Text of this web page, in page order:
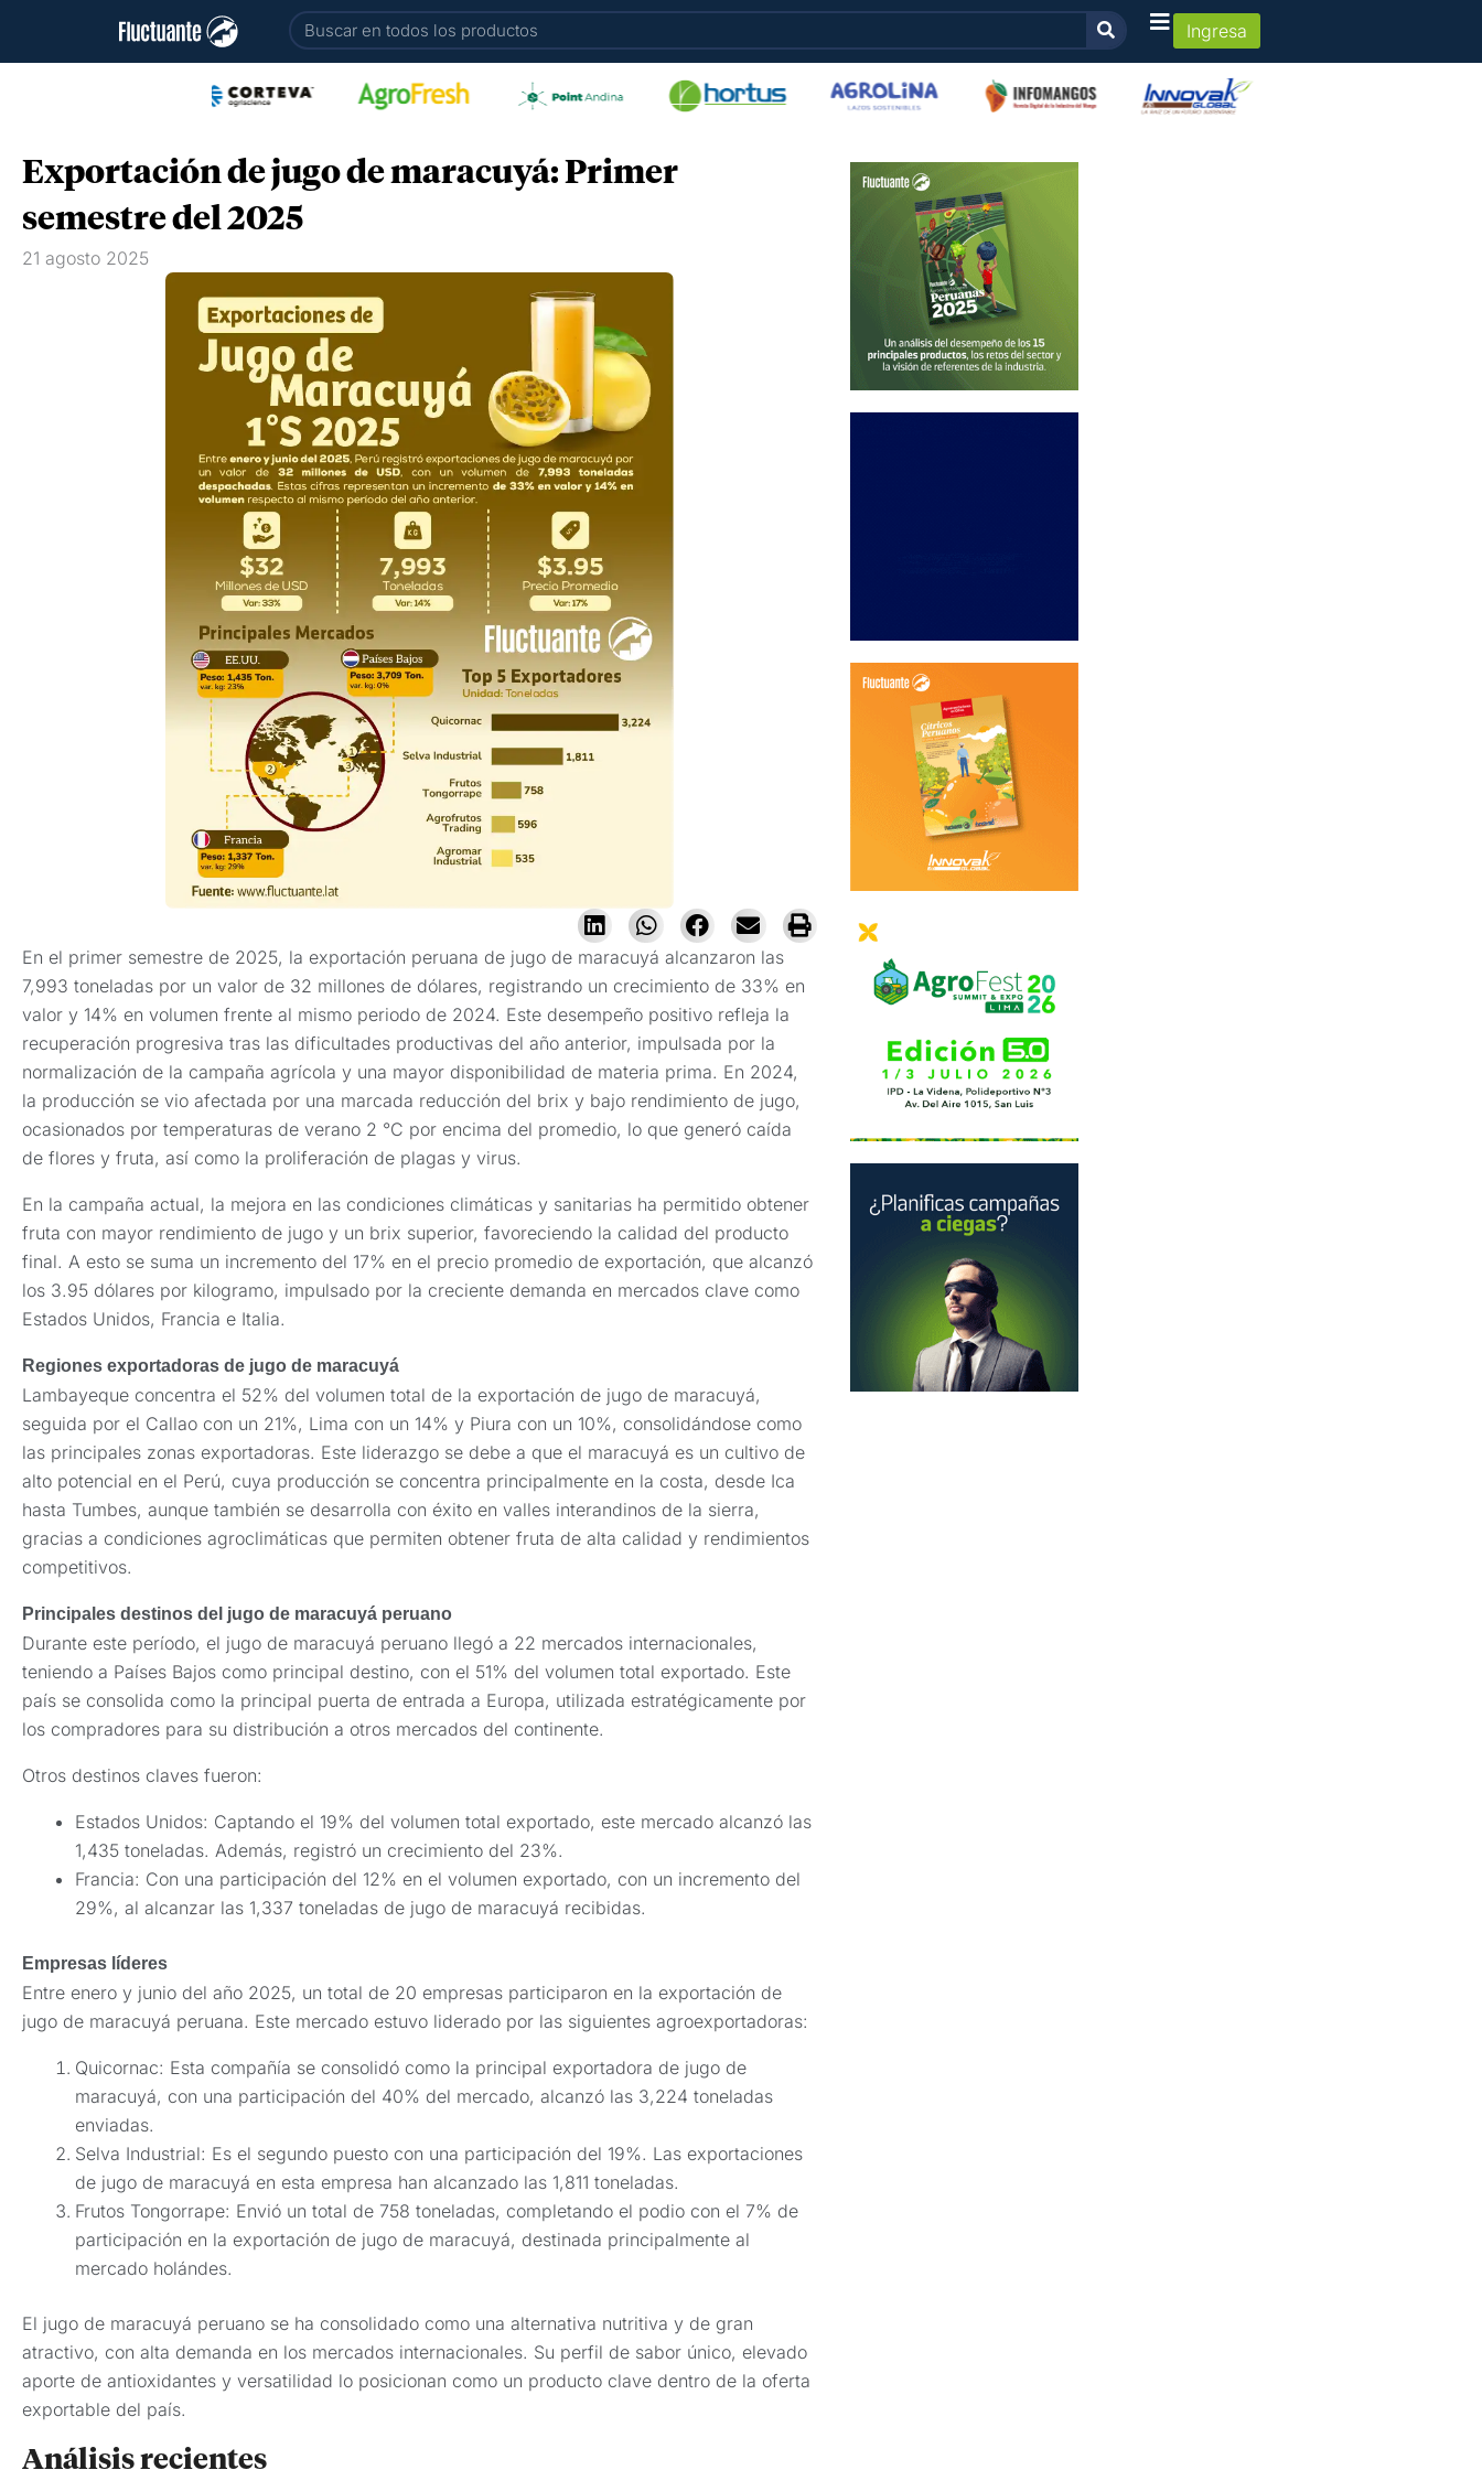
Buscar Ingresa
Exportación de jugo de maracuyá: Primer
semestre del 2025
21 agosto 2025
En el primer semestre de 2025, la exportación peruana de jugo de maracuyá alcanzaron las
7,993 toneladas por un valor de 32 millones de dólares, registrando un crecimiento de 33% en
valor y 14% en volumen frente al mismo periodo de 2024. Este desempeño positivo refleja la
recuperación progresiva tras las dificultades productivas del año anterior, impulsada por la
normalización de la campaña agrícola y una mayor disponibilidad de materia prima. En 2024,
la producción se vio afectada por una marcada reducción del brix y bajo rendimiento de jugo,
ocasionados por temperaturas de verano 2 °C por encima del promedio, lo que generó caída
de flores y fruta, así como la proliferación de plagas y virus.
En la campaña actual, la mejora en las condiciones climáticas y sanitarias ha permitido obtener
fruta con mayor rendimiento de jugo y un brix superior, favoreciendo la calidad del producto
final. A esto se suma un incremento del 17% en el precio promedio de exportación, que alcanzó
los 3.95 dólares por kilogramo, impulsado por la creciente demanda en mercados clave como
Estados Unidos, Francia e Italia.
Regiones exportadoras de jugo de maracuyá
Lambayeque concentra el 52% del volumen total de la exportación de jugo de maracuyá,
seguida por el Callao con un 21%, Lima con un 14% y Piura con un 10%, consolidándose como
las principales zonas exportadoras. Este liderazgo se debe a que el maracuyá es un cultivo de
alto potencial en el Perú, cuya producción se concentra principalmente en la costa, desde Ica
hasta Tumbes, aunque también se desarrolla con éxito en valles interandinos de la sierra,
gracias a condiciones agroclimáticas que permiten obtener fruta de alta calidad y rendimientos
competitivos.
Principales destinos del jugo de maracuyá peruano
Durante este período, el jugo de maracuyá peruano llegó a 22 mercados internacionales,
teniendo a Países Bajos como principal destino, con el 51% del volumen total exportado. Este
país se consolida como la principal puerta de entrada a Europa, utilizada estratégicamente por
los compradores para su distribución a otros mercados del continente.
Otros destinos claves fueron:
Estados Unidos: Captando el 19% del volumen total exportado, este mercado alcanzó las
1,435 toneladas. Además, registró un crecimiento del 23%.
Francia: Con una participación del 12% en el volumen exportado, con un incremento del
29%, al alcanzar las 1,337 toneladas de jugo de maracuyá recibidas.
Empresas líderes
Entre enero y junio del año 2025, un total de 20 empresas participaron en la exportación de
jugo de maracuyá peruana. Este mercado estuvo liderado por las siguientes agroexportadoras:
Quicornac: Esta compañía se consolidó como la principal exportadora de jugo de
maracuyá, con una participación del 40% del mercado, alcanzó las 3,224 toneladas
enviadas.
Selva Industrial: Es el segundo puesto con una participación del 19%. Las exportaciones
de jugo de maracuyá en esta empresa han alcanzado las 1,811 toneladas.
Frutos Tongorrape: Envió un total de 758 toneladas, completando el podio con el 7% de
participación en la exportación de jugo de maracuyá, destinada principalmente al
mercado holándes.
El jugo de maracuyá peruano se ha consolidado como una alternativa nutritiva y de gran
atractivo, con alta demanda en los mercados internacionales. Su perfil de sabor único, elevado
aporte de antioxidantes y versatilidad lo posicionan como un producto clave dentro de la oferta
exportable del país.
Análisis recientes